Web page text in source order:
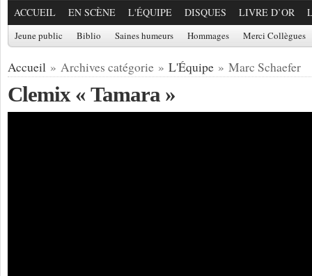
ACCUEIL EN SCÈNE L'ÉQUIPE DISQUES LIVRE D’OR
Jeune public Biblio Saines humeurs Hommages Merci Collègues
Accueil » Archives catégorie » L'Équipe » Marc Schaefer
Clemix « Tamara »